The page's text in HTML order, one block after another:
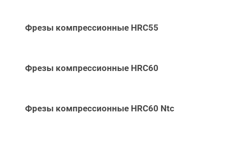
Фрезы компрессионные HRC55
Фрезы компрессионные HRC60
Фрезы компрессионные HRC60 Ntc